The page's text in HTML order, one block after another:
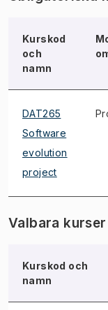
Kurskod
och
namn
DAT265
Software
evolution
project
Valbara kurser
Kurskod och
namn